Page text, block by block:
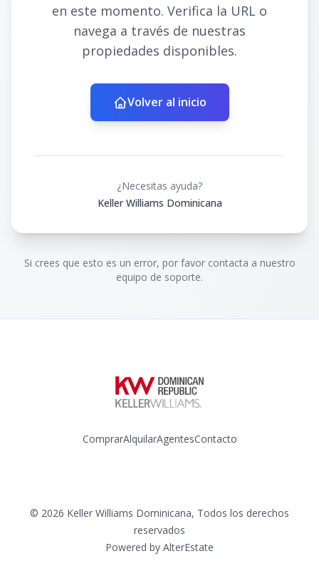
en este momento. Verifica la URL o
navega a través de nuestras
propiedades disponibles.
Volver al inicio
¿Necesitas ayuda?
Keller Williams Dominicana
Si crees que esto es un error, por favor contacta a nuestro
equipo de soporte.
ComprarAlquilarAgentesContacto
© 2026 Keller Williams Dominicana, Todos los derechos
reservados
Powered by AlterEstate